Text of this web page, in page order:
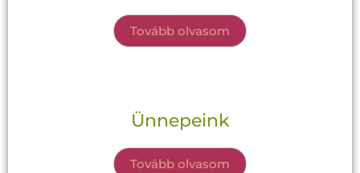
Tovább olvasom
Ünnepeink
Tovább olvasom